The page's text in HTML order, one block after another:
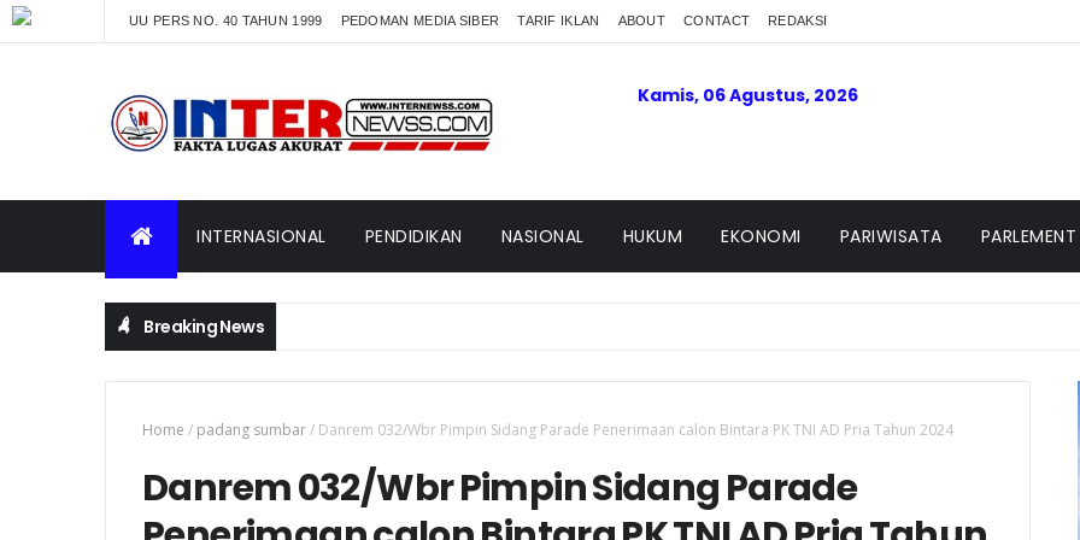
UU PERS NO. 40 TAHUN 1999 PEDOMAN MEDIA SIBER TARIF IKLAN ABOUT CONTACT REDAKSI
Kamis, 06 Agustus, 2026
INTERNASIONAL PENDIDIKAN NASIONAL HUKUM EKONOMI PARIWISATA PARLEMENT
Breaking News
Home / padang sumbar/ Danrem 032/Wbr Pimpin Sidang Parade Penerimaan calon Bintara PK TNI AD Pria Tahun 2024
Danrem 032/Wbr Pimpin Sidang Parade